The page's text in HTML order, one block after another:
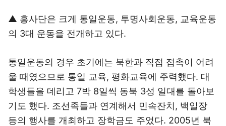
▲ 흥사단은 크게 통일운동, 투명사회운동, 교육운동
의 3대 운동을 전개하고 있다.
통일운동의 경우 초기에는 북한과 직접 접촉이 어려
울 때였으므로 통일 교육, 평화교육에 주력했다. 대
학생들을 데리고 7박 8일씩 동북 3성 일대를 돌아보
기도 했다. 조선족들과 연계해서 민속잔치, 백일장
등의 행사를 개최하고 장학금도 주었다. 2005년 북